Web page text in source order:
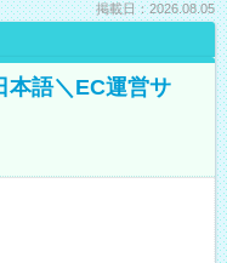
掲載日：2026.08.05
本語＼EC運営サ